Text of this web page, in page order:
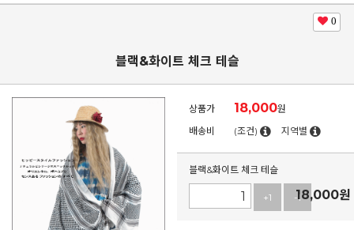
0
블랙&화이트 체크 테슬
상품가 18,000원
배송비
(조건) 지역별
블랙&화이트 체크 테슬
+1 -1
18,000원